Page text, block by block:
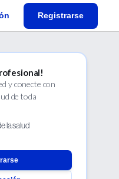
Registrarse
y conecte con
de toda
la salud